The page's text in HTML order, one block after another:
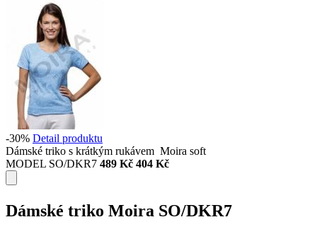
-30% Detail produktu
Dámské triko s krátkým rukávem Moira soft
MODEL SO/DKR7 489 Kč 404 Kč
Dámské triko Moira SO/DKR7